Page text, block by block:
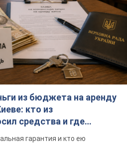
из бюджета на аренду
кто из
средства и где
гарантия и кто ею